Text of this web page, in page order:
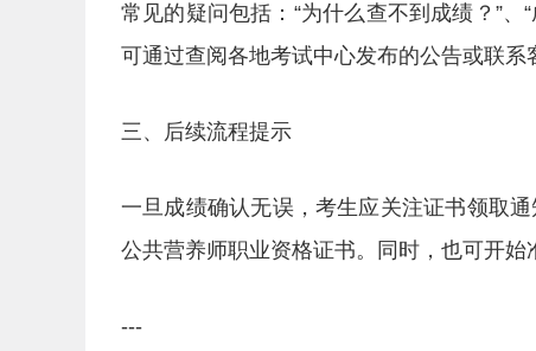
常见的疑问包括：“为什么查不到成绩？”、
可通过查阅各地考试中心发布的公告或联系
三、后续流程提示
一旦成绩确认无误，考生应关注证书领取
公共营养师职业资格证书。同时，也可开始
---